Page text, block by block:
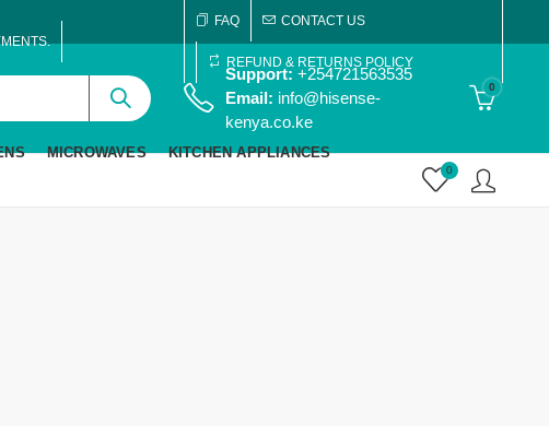
FAQ CONTACT US
REFUND & RETURNS POLICY
Support: +254721563535
Email: info@hisense-
kenya.co.ke
0
MICROWAVES KITCHEN APPLIANCES
0